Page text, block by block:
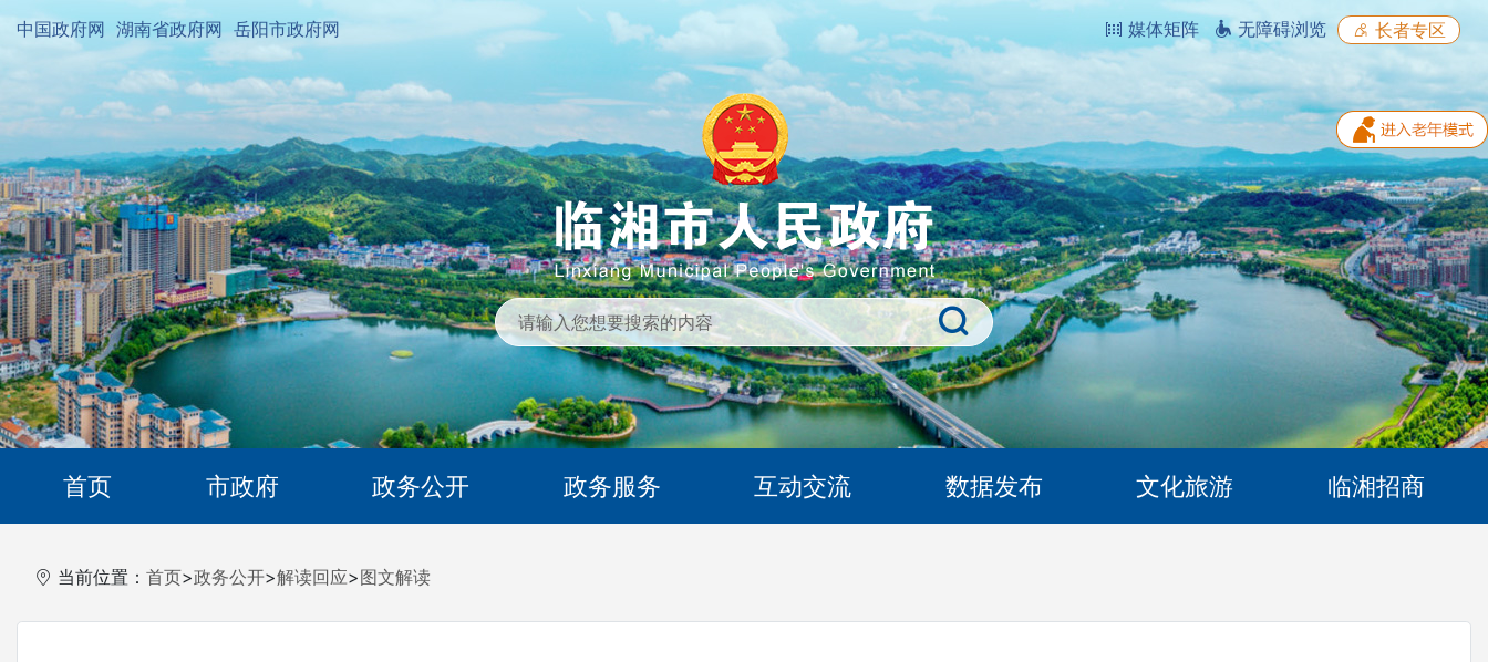
中国政府网 湖南省政府网 岳阳市政府网 媒体矩阵 无障碍浏览 长者专区
首页 市政府 政务公开 政务服务 互动交流 数据发布 文化旅游 临湘招商
当前位置： 首页>政务公开>解读回应>图文解读